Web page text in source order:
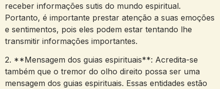
receber informações sutis‍ do ⁣mundo ‍espiritual.⁣
Portanto, ‍é importante prestar​ atenção ⁤a suas emoções
‍e sentimentos, pois⁢ eles‍ podem estar tentando lhe
transmitir ⁣informações importantes.
2. **Mensagem⁤ dos ‍guias espirituais**: Acredita-se
‌também⁢ que o ‍tremor​ do olho ⁤direito‌ possa ser ​uma
mensagem dos guias⁤ espirituais. Essas‌ entidades ⁤estão